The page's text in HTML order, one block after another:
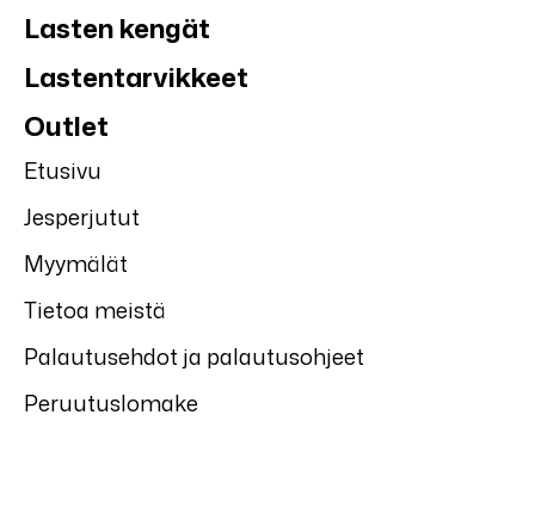
Lasten kengät
Lastentarvikkeet
Outlet
Etusivu
Jesperjutut
Myymälät
Tietoa meistä
Palautusehdot ja palautusohjeet
Peruutuslomake